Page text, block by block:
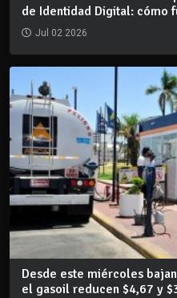
de Identidad Digital: cómo
Jul 02 2026
Desde este miércoles
el gasoil reducen $4,67 y